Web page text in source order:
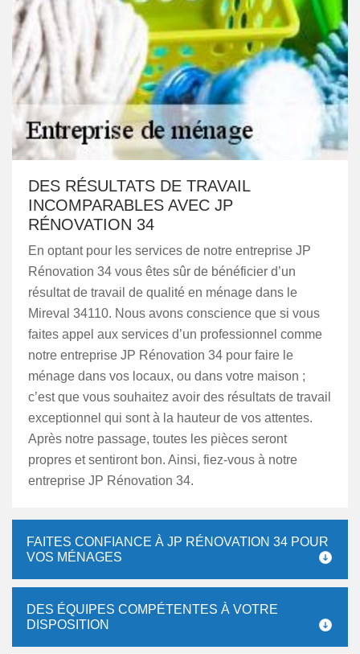
DES RÉSULTATS DE TRAVAIL
INCOMPARABLES AVEC JP
RÉNOVATION 34
En optant pour les services de notre entreprise JP
Rénovation 34 vous êtes sûr de bénéficier d’un
résultat de travail de qualité en ménage dans le
Mireval 34110. Nous avons conscience que si vous
faites appel aux services d’un professionnel comme
notre entreprise JP Rénovation 34 pour faire le
ménage dans vos locaux, ou dans votre maison ;
c’est que vous souhaitez avoir des résultats de travail
exceptionnel qui sont à la hauteur de vos attentes.
Après notre passage, toutes les pièces seront
propres et sentiront bon. Ainsi, fiez-vous à notre
entreprise JP Rénovation 34.
FAITES CONFIANCE À JP RÉNOVATION 34 POUR
VOS MÉNAGES
DES ÉQUIPES COMPÉTENTES À VOTRE
DISPOSITION